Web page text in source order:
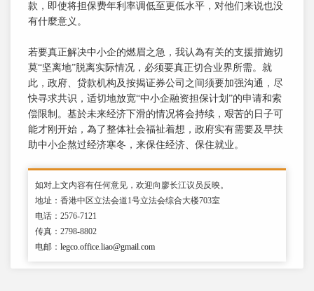
款，即使将担保费年利率调低至更低水平，对他们来说也没
有什麼意义。
若要真正解决中小企的燃眉之急，我认為有关的支援措施切
莫“坚离地”脱离实际情况，必须要真正切合业界所需。就
此，政府、贷款机构及按揭证券公司之间须要加强沟通，尽
快寻求共识，适切地放宽“中小企融资担保计划”的申请和索
偿限制。基於未来经济下滑的情况将会持续，艰苦的日子可
能才刚开始，為了整体社会福祉着想，政府实有需要及早扶
助中小企熬过经济寒冬，来保住经济、保住就业。
如对上文内容有任何意见，欢迎向廖长江议员反映。
地址：香港中区立法会道1号立法会综合大楼703室
电话：2576-7121
传真：2798-8802
电邮： legco.office.liao@gmail.com